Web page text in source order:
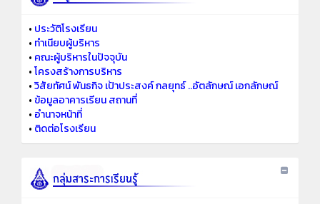
• ประวัติโรงเรียน
• ทำเนียบผู้บริหาร
• คณะผู้บริหารในปัจจุบัน
•โครงสร้างการบริหาร
•วิสัยทัศน์ พันธกิจ เป้าประสงค์ กลยุทธ์ ..อัตลักษณ์ เอกลักษณ์
• ข้อมูลอาคารเรียน สถานที่
• อำนาจหน้าที่
• ติดต่อโรงเรียน